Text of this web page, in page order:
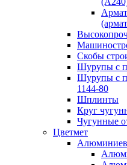
Скобы
Шурупы с
Шурупы с
1144-80
Шплинты
Круг
Чугунные
Цветмет